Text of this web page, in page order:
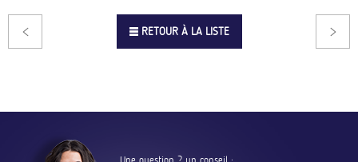
RETOUR À LA LISTE